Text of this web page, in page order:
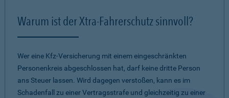
Warum ist der Xtra-Fahrerschutz sinnvoll?
Wer eine Kfz-Versicherung mit einem eingeschränkten
Personenkreis abgeschlossen hat, darf keine dritte Person
ans Steuer lassen. Wird dagegen verstoßen, kann es im
Schadenfall zu einer Vertragsstrafe und gleichzeitig zu einer